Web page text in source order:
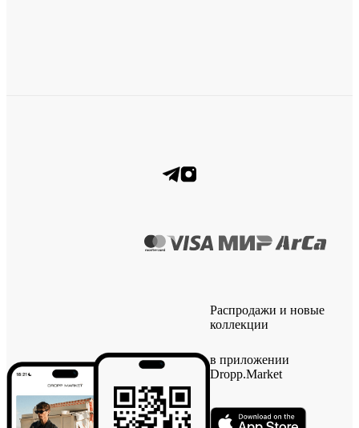
Распродажи и новые
коллекции
в приложении
Dropp.Market